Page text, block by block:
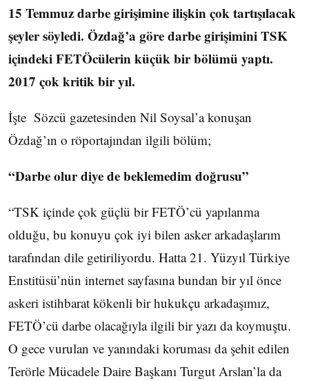
15 Temmuz darbe girişimine ilişkin çok tartışılacak
şeyler söyledi. Özdağ’a göre darbe girişimini TSK
içindeki FETÖcülerin küçük bir bölümü yaptı.
2017 çok kritik bir yıl.
İşte Sözcü gazetesinden Nil Soysal’a konuşan
Özdağ’ın o röportajından ilgili bölüm;
“Darbe olur diye de beklemedim doğrusu”
“TSK içinde çok güçlü bir FETÖ’cü yapılanma
olduğu, bu konuyu çok iyi bilen asker arkadaşlarım
tarafından dile getiriliyordu. Hatta 21. Yüzyıl Türkiye
Enstitüsü’nün internet sayfasına bundan bir yıl önce
askeri istihbarat kökenli bir hukukçu arkadaşımız,
FETÖ’cü darbe olacağıyla ilgili bir yazı da koymuştu.
O gece vurulan ve yanındaki koruması da şehit edilen
Terörle Mücadele Daire Başkanı Turgut Arslan’la da